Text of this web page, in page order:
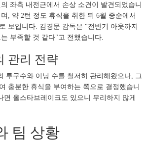
좌측 내전근에서 손상 소견이 발견되었습니
, 약 2턴 정도 휴식을 취한 뒤 6월 중순에서
보입니다. 김경문 감독은 "전반기 아웃까지
부족할 것 같다"고 전했습니다.
관리 전략
투구수와 이닝 수를 철저히 관리해왔으나, 그
충분한 휴식을 부여하는 쪽으로 결정했습니
면 올스타브레이크도 있으니 무리하지 않게
팀 상황